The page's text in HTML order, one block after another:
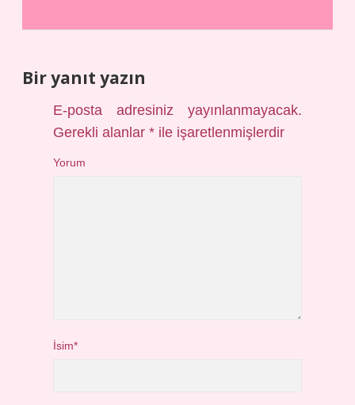
Bir yanıt yazın
E-posta adresiniz yayınlanmayacak.
Gerekli alanlar* ile işaretlenmişlerdir
Yorum
İsim*